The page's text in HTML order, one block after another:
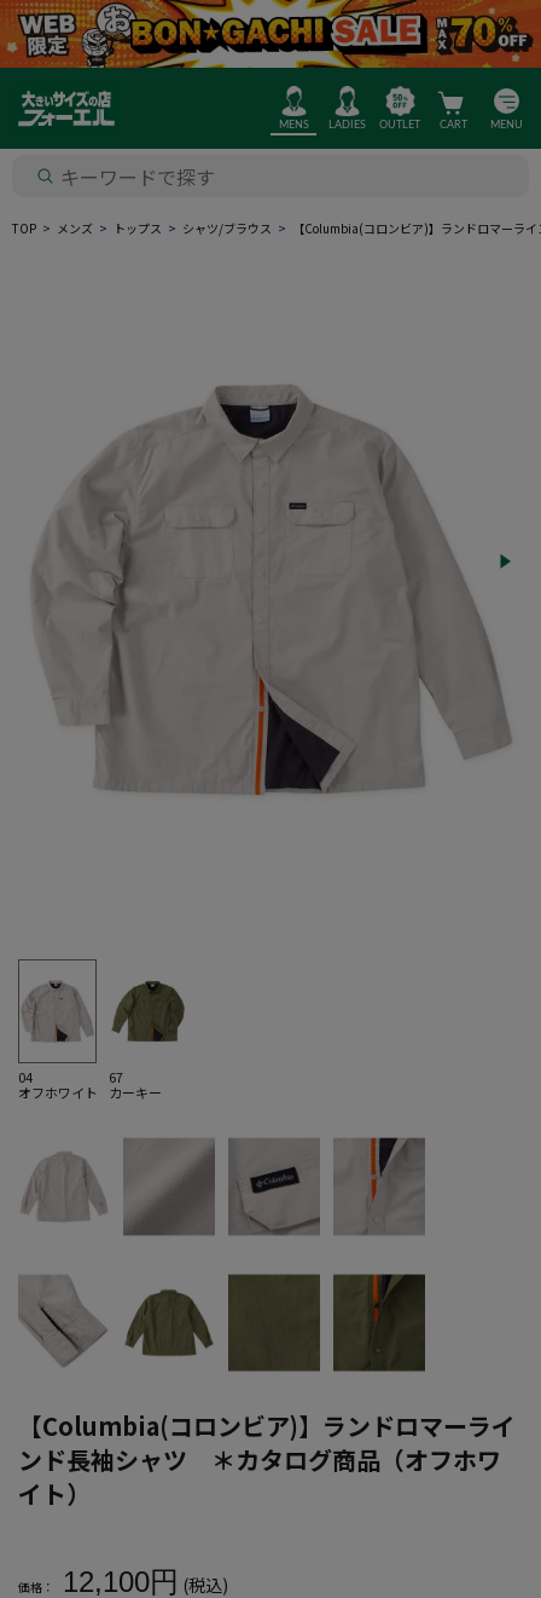
MENS LADIES OUTLET CART MENU
TOP メンズ トップス シャツ/ブラウス 【Columbia(コロンビア)】ランドロマーラ
04
オフホワイト
67
カーキー
【Columbia(コロンビア)】ランドロマーライ
ンド長袖シャツ ＊カタログ商品（オフホワ
イト）
価格： 12,100円 (税込)